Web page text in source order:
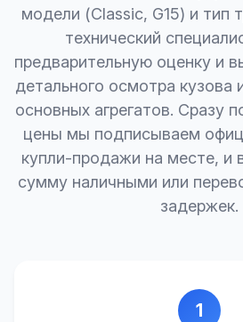
модели (Classic, G15) и тип
технический
предварительную оценку и
детального осмотра кузова
основных агрегатов. Сразу
цены мы подписываем
купли-продажи на месте, и
сумму наличными или
задержек.
1